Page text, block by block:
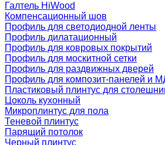
Галтель HiWood
Компенсационный шов
Профиль для светодиодной ленты
Профиль дилатационный
Профиль для ковровых покрытий
Профиль для москитной сетки
Профиль для раздвижных дверей
Профиль для композит-панелей и
Пластиковый плинтус для
Цоколь кухонный
Микроплинтус для пола
Теневой плинтус
Парящий потолок
Черный плинтус